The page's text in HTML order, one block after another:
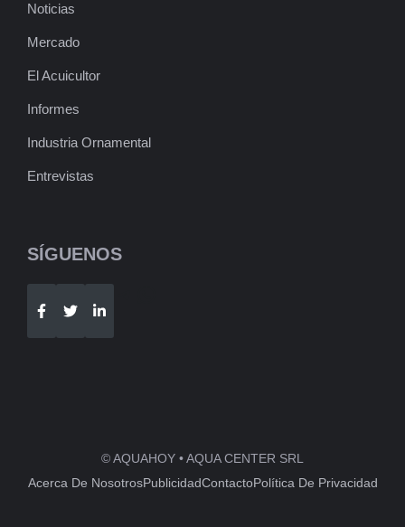
Noticias
Mercado
El Acuicultor
Informes
Industria Ornamental
Entrevistas
SÍGUENOS
© AQUAHOY • AQUA CENTER SRL
Acerca De NosotrosPublicidadContactoPolítica De Privacidad